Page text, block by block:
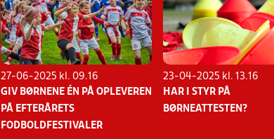
27-06-2025 kl. 09.16
GIV BØRNENE ÉN PÅ OPLEVEREN
PÅ EFTERÅRETS
FODBOLDFESTIVALER
23-04-2025 kl. 13.16
HAR I STYR PÅ
BØRNEATTESTEN?